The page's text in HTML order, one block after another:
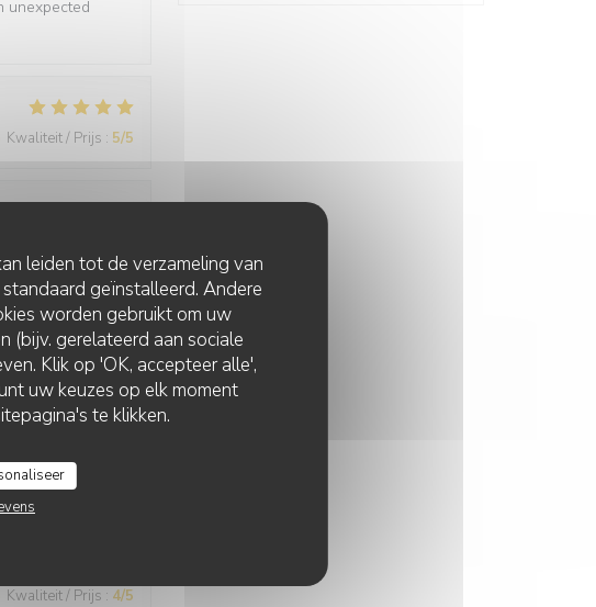
leiden tot de verzameling van
geïnstalleerd. Andere
worden gebruikt om uw
(bijv. gerelateerd aan sociale
Klik op 'OK, accepteer alle',
uw keuzes op elk moment
te klikken.
unexpected
Kwaliteit / Prijs : 5/5
Kwaliteit / Prijs: 5/5
Kwaliteit / Prijs : 4/5